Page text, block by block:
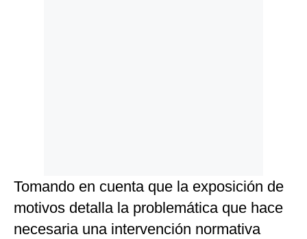
Tomando en cuenta que la exposición de
motivos detalla la problemática que hace
necesaria una intervención normativa